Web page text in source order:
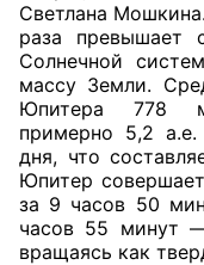
Светлана
раза превышает
Солнечной
массу Земли.
Юпитера 778
примерно 5,2
дня, что
Юпитер
за 9 часов 50
часов 55 минут
вращаясь как